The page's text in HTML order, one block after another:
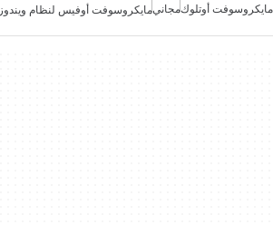
مايكروسوفت أوتلوكمجانيمايكروسوفت أوفيس لنظام ويندوز 10